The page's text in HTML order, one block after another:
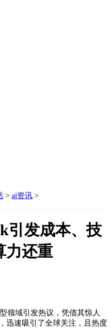
> ai资讯 >
引发成本、技
力还重
域引发热议，凭借其惊人
迅速吸引了全球关注，且热度